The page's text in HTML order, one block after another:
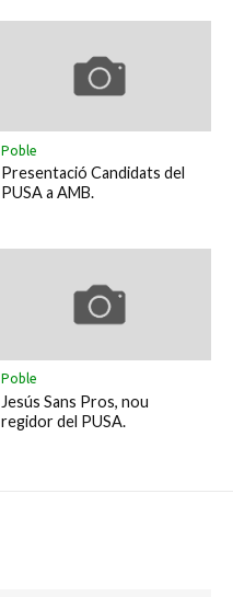
Poble
Presentació Candidats del
PUSA a AMB.
Poble
Jesús Sans Pros, nou
regidor del PUSA.